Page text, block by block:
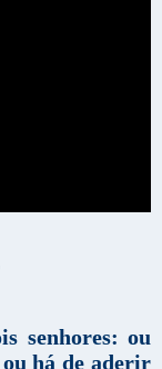
senhores: ou
há de aderir